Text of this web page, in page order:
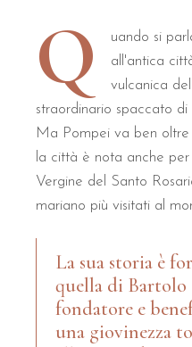
Q
uando si
all'antica
vulcanica
straordinario spaccato
Ma Pompei va ben
la città è nota anche
Vergine del Santo
mariano più visitati al
La sua storia è
quella di Bartolo
fondatore e
una giovinezza